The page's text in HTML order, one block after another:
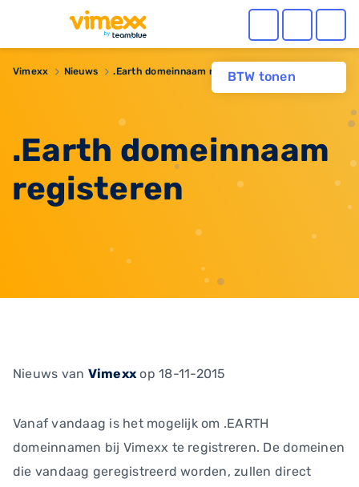
BTW tonen
Vimexx Nieuws .Earth domeinnaam registeren
.Earth domeinnaam
registeren
Nieuws van Vimexx op 18-11-2015
Vanaf vandaag is het mogelijk om .EARTH
domeinnamen bij Vimexx te registreren. De domeinen
die vandaag geregistreerd worden, zullen direct